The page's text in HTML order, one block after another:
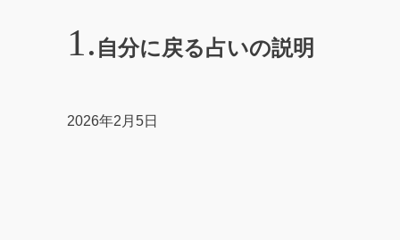
自分に戻る占いの説明
2026年2月5日